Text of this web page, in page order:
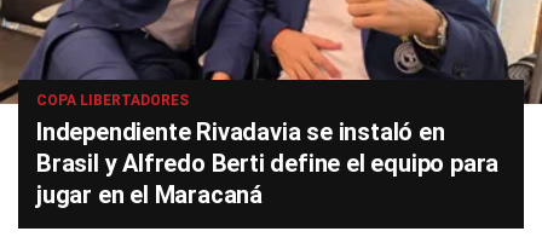
COPA LIBERTADORES
Independiente Rivadavia se instaló en
Brasil y Alfredo Berti define el equipo para
jugar en el Maracaná